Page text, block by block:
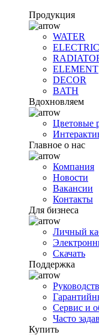
Продукция
WATER
ELECTRIC
ELEMENT
DECOR
BATH
Вдохновляем
Цветовые
Главное о нас
Компания
Новости
Вакансии
Контакты
Для бизнеса
Личный
Скачать
Поддержка
Сервис и
Часто
Купить